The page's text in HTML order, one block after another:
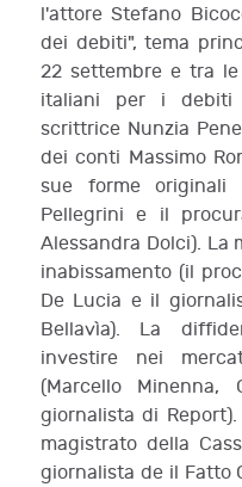
l'attore Stefano
dei debiti", tema
22 settembre e tra
italiani per i debiti
scrittrice Nunzia
dei conti Massimo
sue forme originali
Pellegrini e il
Alessandra Dolci). La
inabissamento (il
De Lucia e il
Bellavìa). La
investire nei
(Marcello Minenna,
giornalista di
magistrato della
giornalista de il Fatto